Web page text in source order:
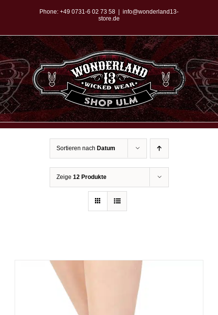
springen
Phone: +49 0731-6 02 73 58
info@wonderland13-
store.de
Sortieren nach Datum
Zeige 12 Produkte